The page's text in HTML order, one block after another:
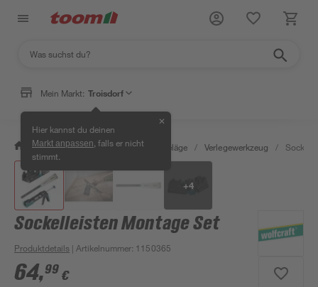
Mein Markt: Troisdorf
Hier kannst du deinen
Markt anpassen , falls er nicht
stimmt.
✕
/ Bauen & Renovieren / Bodenbeläge / Verlegewerkzeug /
+4
Sockelleisten Montage Set
Produktdetails | Artikelnummer: 1150365
64,99 €